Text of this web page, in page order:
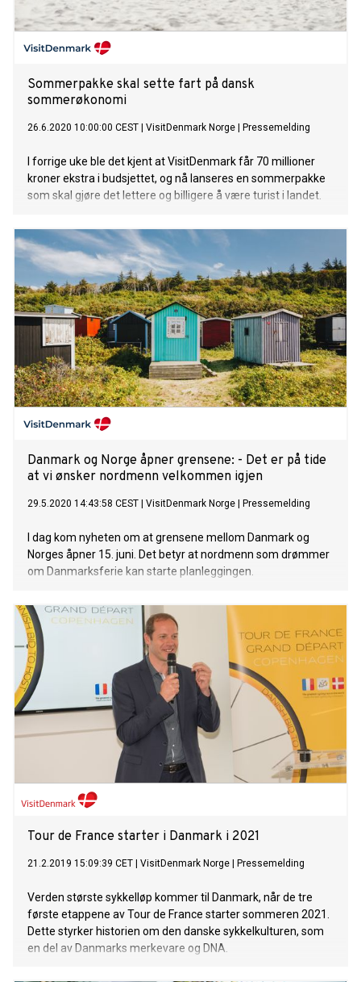
Sommerpakke skal sette fart på dansk
sommerøkonomi
26.6.2020 10:00:00 CEST VisitDenmark Norge Pressemelding
I forrige uke ble det kjent at VisitDenmark får 70 millioner
kroner ekstra i budsjettet, og nå lanseres en sommerpakke
som skal gjøre det lettere og billigere å være turist i landet.
Danmark og Norge åpner grensene: - Det er på tide
at vi ønsker nordmenn velkommen igjen
29.5.2020 14:43:58 CEST VisitDenmark Norge Pressemelding
I dag kom nyheten om at grensene mellom Danmark og
Norges åpner 15. juni. Det betyr at nordmenn som drømmer
om Danmarksferie kan starte planleggingen.
Tour de France starter i Danmark i 2021
21.2.2019 15:09:39 CET VisitDenmark Norge Pressemelding
Verden største sykkelløp kommer til Danmark, når de tre
første etappene av Tour de France starter sommeren 2021.
Dette styrker historien om den danske sykkelkulturen, som
en del av Danmarks merkevare og DNA.